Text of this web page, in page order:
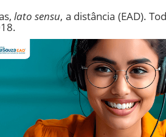
lato sensu, a distância (EAD).